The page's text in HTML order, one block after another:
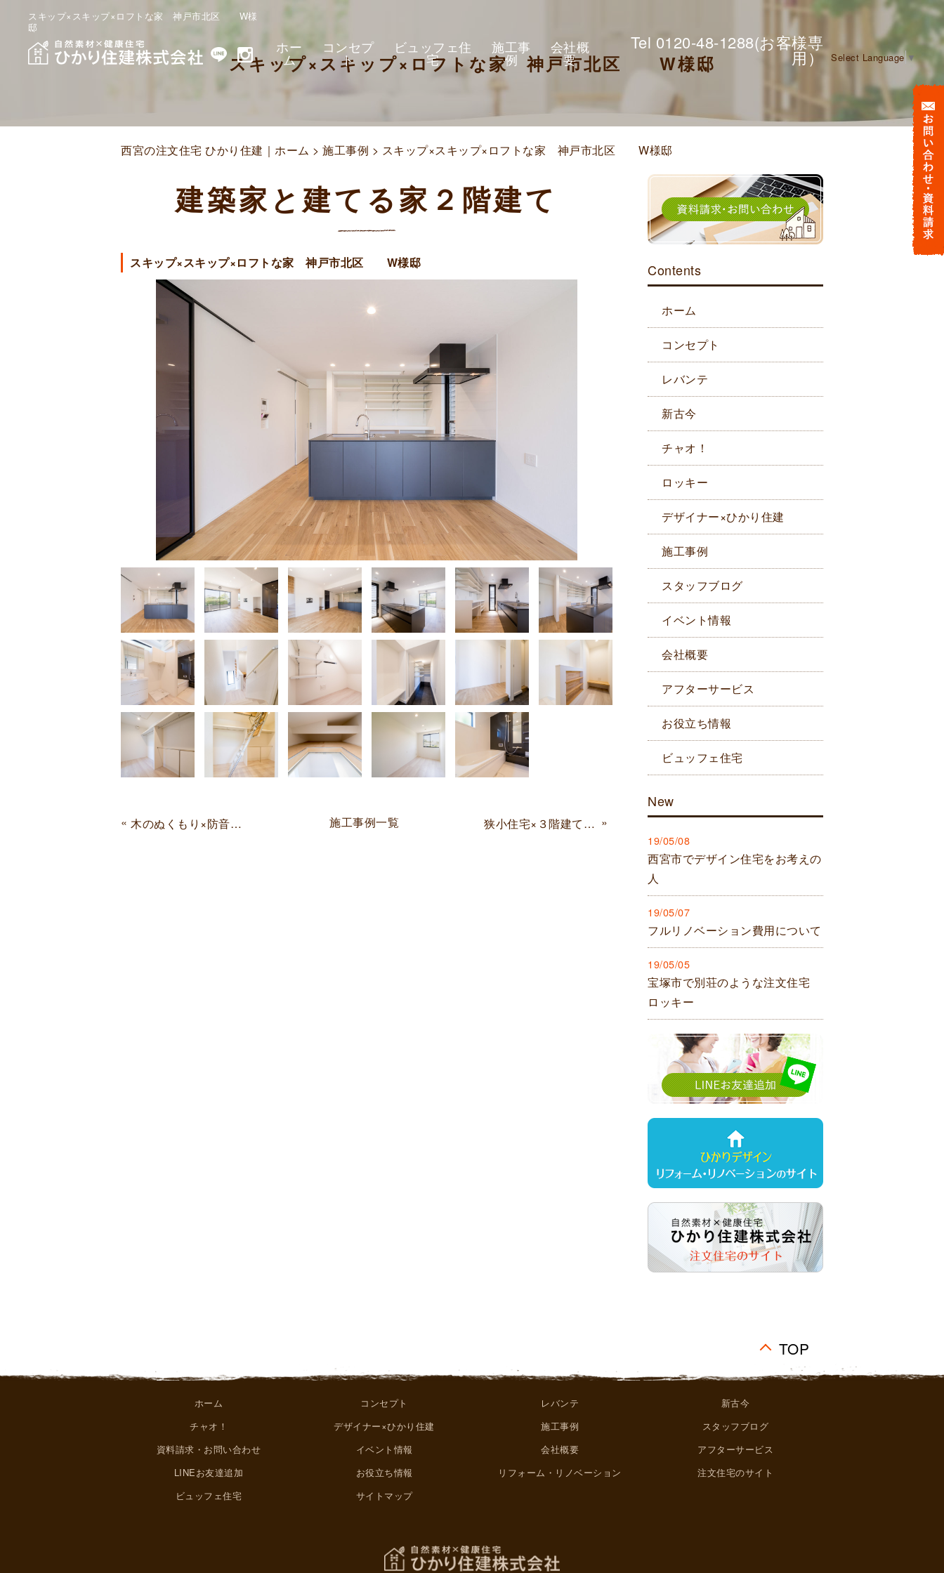
スキップ×スキップ×ロフトな家 神戸市北区 W様
邸
ホー
ム
コンセプ
ト
ビュッフェ住
宅
施工事
例
会社概
要
Tel 0120-48-1288(お客様専
用） Select Language▼
スキップ×スキップ×ロフトな家 神戸市北区 W様邸
西宮の注文住宅 ひかり住建｜ホーム > 施工事例 > スキップ×スキップ×ロフトな家 神戸市北区 W様邸
建築家と建てる家２階建て
スキップ×スキップ×ロフトな家 神戸市北区 W様邸
« 木のぬくもり×防音の家 大阪府堺市 N様邸 施工事例一覧 狭小住宅×３階建て×ホワイト 兵庫県西宮市 Y様邸 »
Contents
ホーム
コンセプト
レバンテ
新古今
チャオ！
ロッキー
デザイナー×ひかり住建
施工事例
スタッフブログ
イベント情報
会社概要
アフターサービス
お役立ち情報
ビュッフェ住宅
New
19/05/08
西宮市でデザイン住宅をお考えの
人
19/05/07
フルリノベーション費用について
19/05/05
宝塚市で別荘のような注文住宅
ロッキー
TOP
ホーム コンセプト レバンテ
新古今
チャオ！
デザイナー×ひかり住建 施工事例
スタッフブログ
資料請求・お問い合わせ
イベント情報 会社概要
アフターサービス
LINEお友達追加
お役立ち情報 リフォーム・リノベーション
注文住宅のサイト
ビュッフェ住宅
サイトマップ